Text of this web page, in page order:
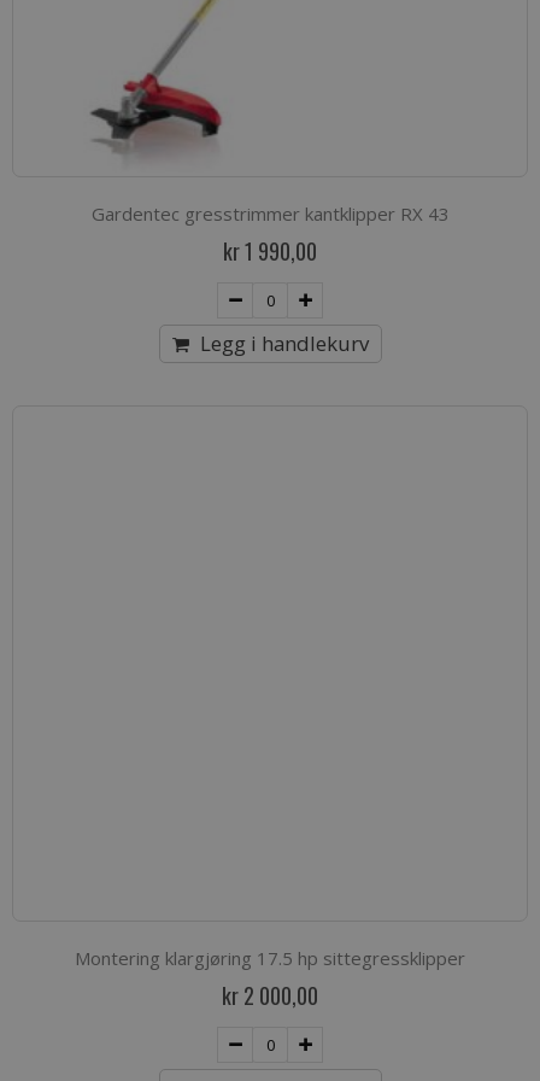
Gardentec gresstrimmer kantklipper RX 43
kr 1 990,00
Legg i handlekurv
Montering klargjøring 17.5 hp sittegressklipper
kr 2 000,00